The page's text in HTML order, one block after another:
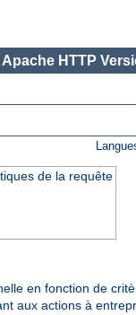
HTTP
de la requête
en fonction de
aux actions à